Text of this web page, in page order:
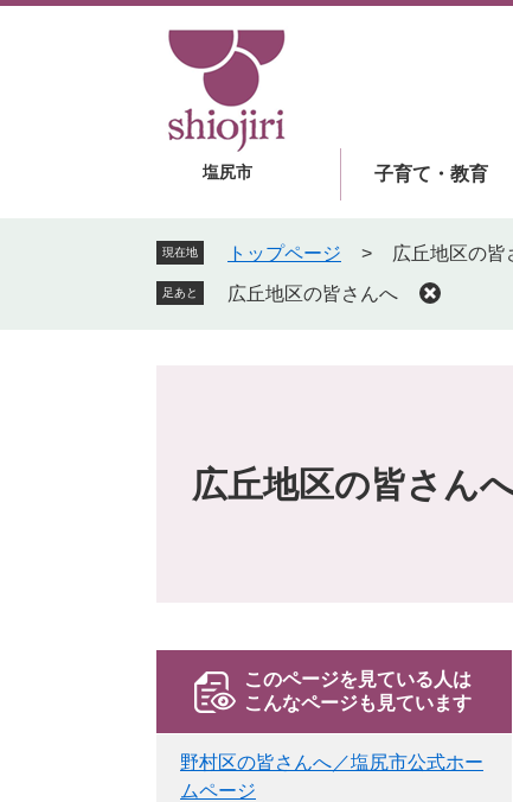
塩尻市 子育て・教育
現在地 トップページ > 広丘地区の皆
足あと 広丘地区の皆さんへ
広丘地区の皆さん
このページを見ている人は
こんなページも見ています
野村区の皆さんへ／塩尻市公式ホー
ムページ